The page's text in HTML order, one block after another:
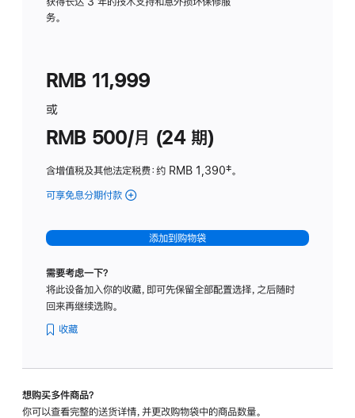
务。
RMB 11,999
或
RMB 500/月 (24 期)
含增值税及其他法定税费：约 RMB 1,390脚
‡。
可享免息分期付款 (Studio
-
标
璃
转
添加到购物袋
需要考虑一下？
将此设备加入你的收藏，即可先保留全部配置选择，之后随时
回来再继续选购。
收藏
想购买多件商品？
你可以查看完整的送货详情，并更改购物袋中的商品数量。